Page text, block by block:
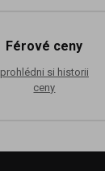
Férové ceny
prohlédni si historii
ceny